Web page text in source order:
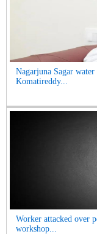
Nagarjuna Sagar
Komatireddy...
Worker attacked over
workshop...